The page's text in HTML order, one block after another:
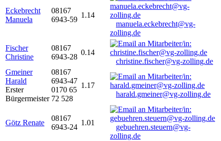
Eckebrecht
Manuela
08167
6943-59
1.14
manuela.eckebrecht@vg-
zolling.de
Fischer
Christine
08167
6943-28
0.14
christine.fischer@vg-zolling.de
Gmeiner
Harald
Erster
Bürgermeister
08167
6943-47
0170 65
72 528
1.17
harald.gmeiner@vg-zolling.de
Götz Renate
08167
6943-24
1.01
gebuehren.steuern@vg-
zolling.de